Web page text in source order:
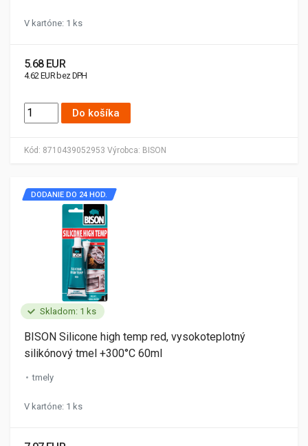
Kód: 8710439052953 Výrobca: BISON
V kartóne: 1 ks
5.68 EUR
4.62 EUR bez DPH
Do košíka
Skladom: 1 ks
DODANIE DO 24 HOD.
BISON Silicone high temp red, vysokoteplotný
silikónový tmel +300°C 60ml
tmely
V kartóne: 1 ks